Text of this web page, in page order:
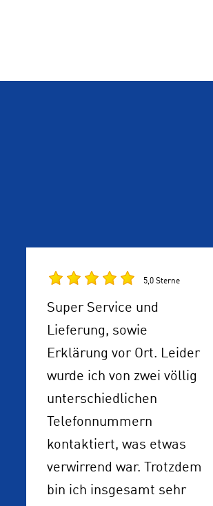
5,0 Sterne
Super Service und
Lieferung, sowie
Erklärung vor Ort. Leider
wurde ich von zwei völlig
unterschiedlichen
Telefonnummern
kontaktiert, was etwas
verwirrend war. Trotzdem
bin ich insgesamt sehr